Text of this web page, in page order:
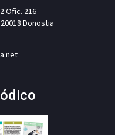
Ofic. 216
Donostia